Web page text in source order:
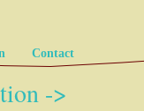
Contact
->